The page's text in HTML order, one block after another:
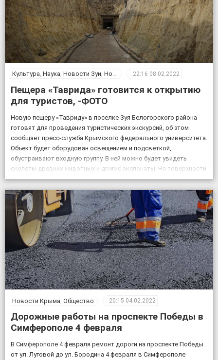
Культура, Наука, Новости Зуи, Новости Крыма ,Общество
22:16 08.02.2022
Пещера «Таврида» готовится к открытию
для туристов, -ФОТО
Новую пещеру «Тавриду» в поселке Зуя Белогорского района
готовят для проведения туристических экскурсий, об этом
сообщает пресс-служба Крымского федерального университета.
Объект будет оборудован освещением и подсветкой,
обустраивают входную группу. В ней можно будет увидеть
скелеты древних животных и другие экспонаты. На поверхности
возле пещеры появится музей и ландшафтный парк. Фото:
пресс-служба КФУ Дата открытия уникального […]
Новости Крыма Общество 20:15 04.02.2022
Дорожные работы на проспекте Победы в
Симферополе 4 февраля
В Симферополе 4 февраля ремонт дороги на проспекте Победы
от ул. Луговой до ул. Бородина 4 февраля в Симферополе